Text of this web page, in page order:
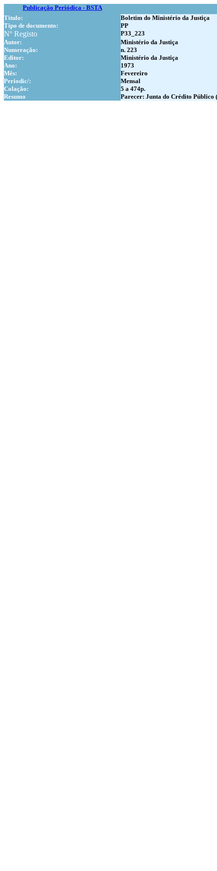
Publicação Periódica - BSTA
Titulo:
Boletim do Ministério da Justiça
Tipo de documento:
PP
Nº Registo
P33_223
Autor:
Ministério da Justiça
Numeração:
n. 223
Editor:
Ministério da Justiça
Ano:
1973
Mês:
Fevereiro
Periodic/:
Mensal
Colação:
5 a 474p.
Resumo
Parecer: Junta do Crédito Público